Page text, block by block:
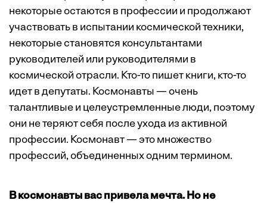
некоторые остаются в профессии и продолжают
участвовать в испытании космической техники,
некоторые становятся консультантами
руководителей или руководителями в
космической отрасли. Кто-то пишет книги, кто-то
идет в депутаты. Космонавты — очень
талантливые и целеустремленные люди, поэтому
они не теряют себя после ухода из активной
профессии. Космонавт — это множество
профессий, объединенных одним термином.
В космонавты вас привела мечта. Но не